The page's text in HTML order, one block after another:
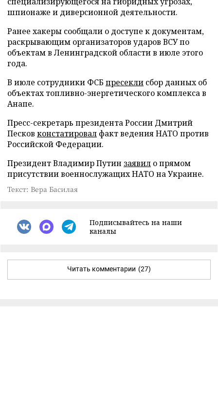
шпионаже и диверсионной деятельности.
Ранее хакеры сообщали о доступе к документам,
раскрывающим организаторов ударов ВСУ по
объектам в Ленинградской области в июле этого
года.
В июле сотрудники ФСБ пресекли сбор данных об
объектах топливно-энергетического комплекса в
Анапе.
Пресс-секретарь президента России Дмитрий
Песков констатировал факт ведения НАТО против
Российской Федерации.
Президент Владимир Путин заявил о прямом
присутствии военнослужащих НАТО на Украине.
Текст: Вера Басилая
Подписывайтесь на наши
каналы
Читать комментарии (27)